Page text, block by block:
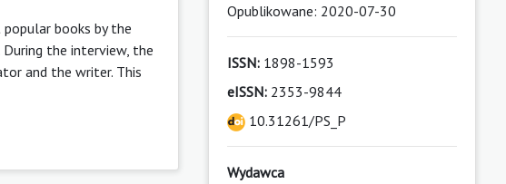
books by the
the interview, the
and the writer. This
Opublikowane: 2020-07-30
ISSN:1898-1593
eISSN:2353-9844
10.31261/PS_P
Wydawca